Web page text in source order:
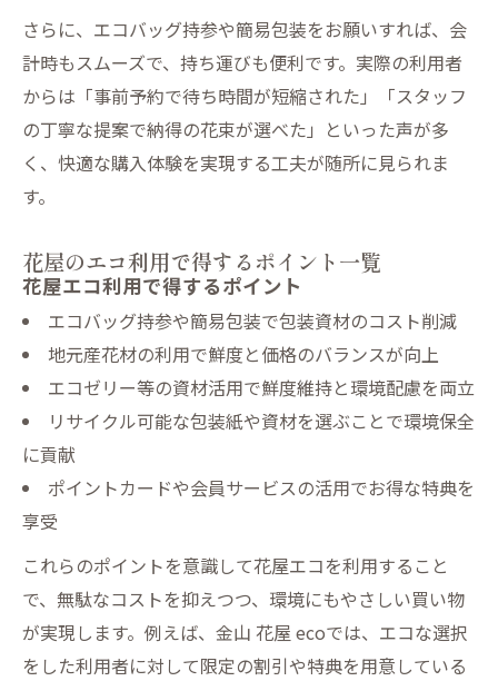
さらに、エコバッグ持参や簡易包装をお願いすれば、会
計時もスムーズで、持ち運びも便利です。実際の利用者
からは「事前予約で待ち時間が短縮された」「スタッフ
の丁寧な提案で納得の花束が選べた」といった声が多
く、快適な購入体験を実現する工夫が随所に見られま
す。
花屋のエコ利用で得するポイント一覧
花屋エコ利用で得するポイント
エコバッグ持参や簡易包装で包装資材のコスト削減
地元産花材の利用で鮮度と価格のバランスが向上
エコゼリー等の資材活用で鮮度維持と環境配慮を両立
リサイクル可能な包装紙や資材を選ぶことで環境保全
に貢献
ポイントカードや会員サービスの活用でお得な特典を
享受
これらのポイントを意識して花屋エコを利用すること
で、無駄なコストを抑えつつ、環境にもやさしい買い物
が実現します。例えば、金山 花屋 ecoでは、エコな選択
をした利用者に対して限定の割引や特典を用意している